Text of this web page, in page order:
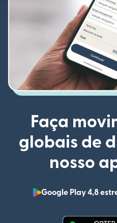
Faça
globais de
nosso
Google Play 4,8